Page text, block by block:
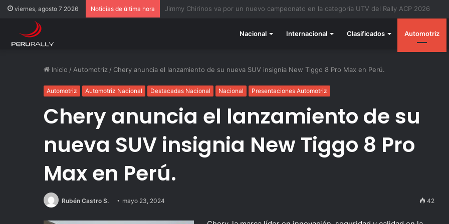
viernes, agosto 7 2026 Noticias de última hora Rally Pisco 2026: todo listo para la gran final del RallyACP
Nacional Internacional Clasificados Automotriz
Inicio / Automotriz / Chery anuncia el lanzamiento de su nueva SUV insignia New Tiggo 8 Pro Max en Perú.
Automotriz Automotriz Nacional Destacadas Nacional Nacional Presentaciones Automotriz
Chery anuncia el lanzamiento de su
nueva SUV insignia New Tiggo 8 Pro
Max en Perú.
Rubén Castro S. mayo 23, 2024 42